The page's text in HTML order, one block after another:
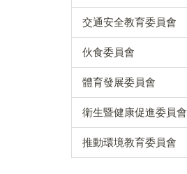
交通安全教育委員會
伙食委員會
體育發展委員會
衛生暨健康促進委員會
推動環境教育委員會